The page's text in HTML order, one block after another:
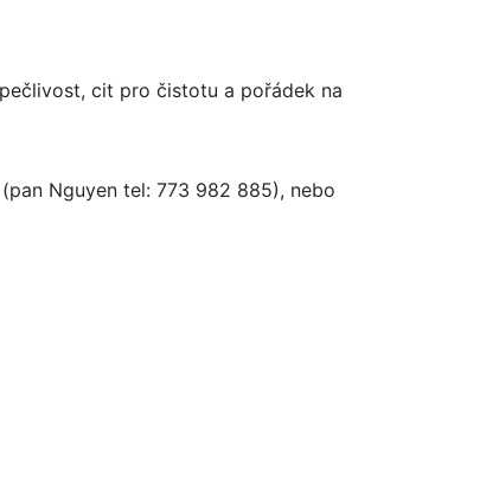
cit pro čistotu a pořádek na
Nguyen tel: 773 982 885), nebo